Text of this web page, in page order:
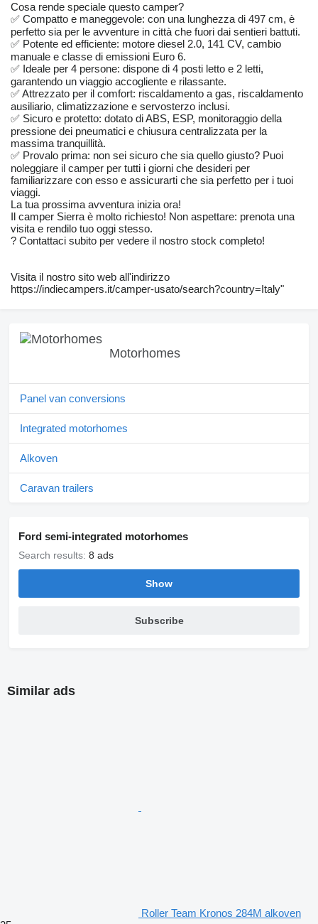
Cosa rende speciale questo camper?
✅ Compatto e maneggevole: con una lunghezza di 497 cm, è
perfetto sia per le avventure in città che fuori dai sentieri battuti.
✅ Potente ed efficiente: motore diesel 2.0, 141 CV, cambio
manuale e classe di emissioni Euro 6.
✅ Ideale per 4 persone: dispone di 4 posti letto e 2 letti,
garantendo un viaggio accogliente e rilassante.
✅ Attrezzato per il comfort: riscaldamento a gas, riscaldamento
ausiliario, climatizzazione e servosterzo inclusi.
✅ Sicuro e protetto: dotato di ABS, ESP, monitoraggio della
pressione dei pneumatici e chiusura centralizzata per la
massima tranquillità.
✅ Provalo prima: non sei sicuro che sia quello giusto? Puoi
noleggiare il camper per tutti i giorni che desideri per
familiarizzare con esso e assicurarti che sia perfetto per i tuoi
viaggi.
La tua prossima avventura inizia ora!
Il camper Sierra è molto richiesto! Non aspettare: prenota una
visita e rendilo tuo oggi stesso.
? Contattaci subito per vedere il nostro stock completo!
Visita il nostro sito web all'indirizzo
https://indiecampers.it/camper-usato/search?country=Italy"
Motorhomes
Panel van conversions
Integrated motorhomes
Alkoven
Caravan trailers
Ford semi-integrated motorhomes
Search results: 8 ads
Show
Subscribe
Similar ads
Roller Team Kronos 284M alkoven